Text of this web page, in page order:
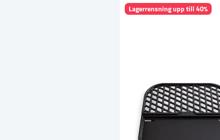
Lagerrensning upp till 40%